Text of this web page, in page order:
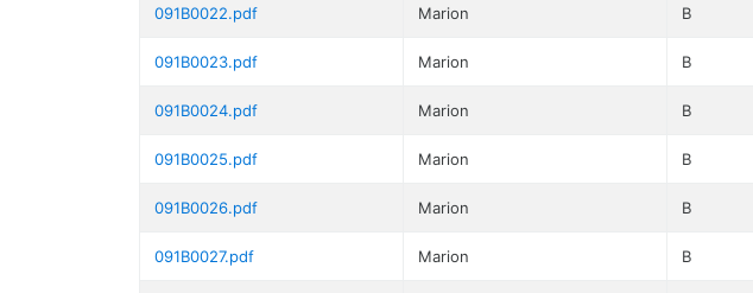
091B0022.pdf Marion B
091B0023.pdf Marion B
091B0024.pdf Marion B
091B0025.pdf Marion B
091B0026.pdf Marion B
091B0027.pdf Marion B